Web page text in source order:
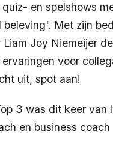
en spelshows
Met zijn
Liam Joy Niemeijer
voor
uit, spot aan!
3 was dit keer van
en business